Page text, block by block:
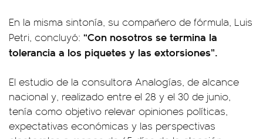
En la misma sintonía, su compañero de fórmula, Luis
Petri, concluyó: “Con nosotros se termina la
tolerancia a los piquetes y las extorsiones”.
El estudio de la consultora Analogías, de alcance
nacional y, realizado entre el 28 y el 30 de junio,
tenía como objetivo relevar opiniones políticas,
expectativas económicas y las perspectivas